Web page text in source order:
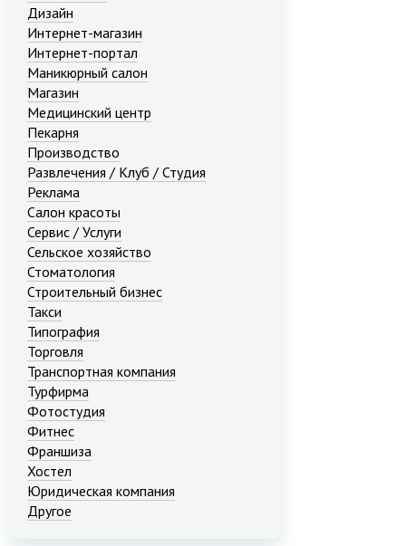
Дизайн
Интернет-магазин
Интернет-портал
Маникюрный салон
Магазин
Медицинский центр
Пекарня
Производство
Развлечения / Клуб / Студия
Реклама
Салон красоты
Сервис / Услуги
Сельское хозяйство
Стоматология
Строительный бизнес
Такси
Типография
Торговля
Транспортная компания
Турфирма
Фотостудия
Фитнес
Франшиза
Хостел
Юридическая компания
Другое